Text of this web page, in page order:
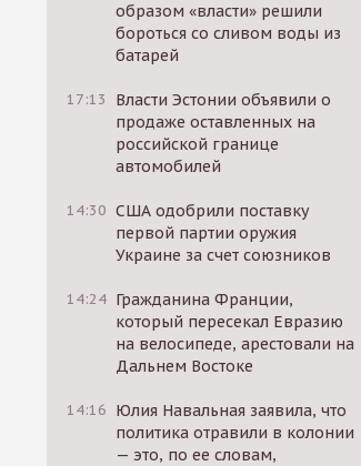
образом «власти» решили
бороться со сливом воды из
батарей
17:13
Власти Эстонии объявили о
продаже оставленных на
российской границе
автомобилей
14:30 США одобрили поставку
первой партии оружия
Украине за счет союзников
14:24 Гражданина Франции,
который пересекал Евразию
на велосипеде, арестовали на
Дальнем Востоке
14:16 Юлия Навальная заявила, что
политика отравили в колонии
— это, по ее словам,